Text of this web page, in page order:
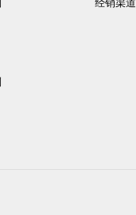
经销渠道